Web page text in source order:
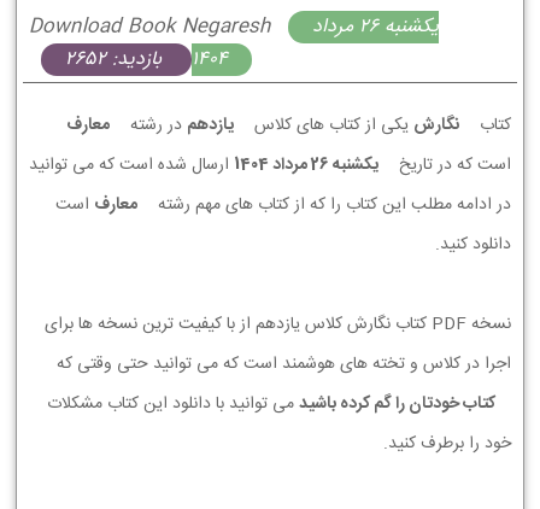
Download Book Negaresh
يكشنبه 26 مرداد
1404
بازدید: 2652
کتاب نگارش یکی از کتاب های کلاس یازدهم در رشته
معارف
است که در تاریخ
يكشنبه 26 مرداد 1404
ارسال شده است که می توانید
در ادامه مطلب این کتاب را که از کتاب های مهم رشته
معارف است
دانلود کنید.
نسخه PDF کتاب نگارش کلاس یازدهم از با کیفیت ترین نسخه ها برای
اجرا در کلاس و تخته های هوشمند است که می توانید حتی وقتی که
کتاب خودتان را گم کرده باشیدمی توانید با دانلود این کتاب مشکلات
خود را برطرف کنید.